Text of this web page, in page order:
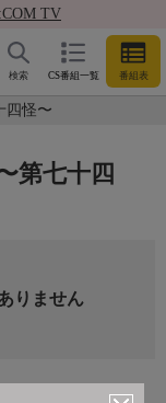
TV
CS番組一覧 番組表
検索
四怪〜
第七十四
りません